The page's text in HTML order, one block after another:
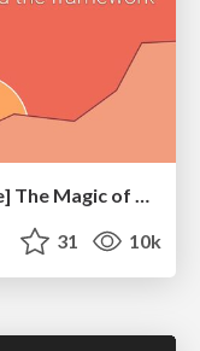
[RailsConf 2023 Opening Keynote] The Magic of Rails
31 10k